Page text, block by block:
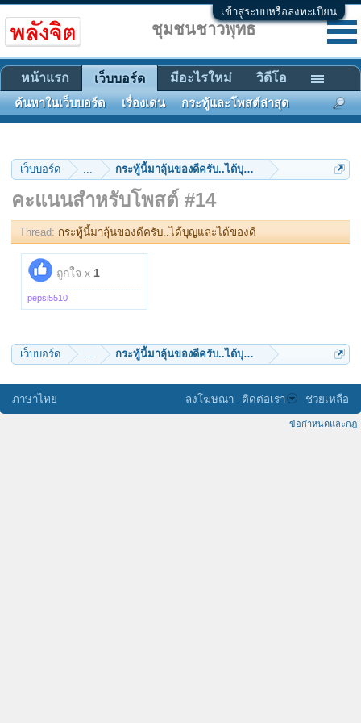
เข้าสู่ระบบหรือลงทะเบียน
เว็บบอร์ด ... กระทู้นี้มาลุ้นของดีครับ..ได้บุญและได้ของดี
คะแนนสำหรับโพสต์ #14
Thread: กระทู้นี้มาลุ้นของดีครับ..ได้บุญและได้ของดี
ถูกใจ x 1
pepsi5510
เว็บบอร์ด ... กระทู้นี้มาลุ้นของดีครับ..ได้บุญและได้ของดี
ชุมชนชาวพุทธ
หน้าแรก เว็บบอร์ด
ค้นหาในเว็บบอร์ด เรื่องเด่น กระทู้และโพสต์ล่าสุด
มีอะไรใหม่ วิดีโอ
ภาษาไทย ลงโฆษณา ติดต่อเรา ช่วยเหลือ
ข้อกำหนดและกฎ